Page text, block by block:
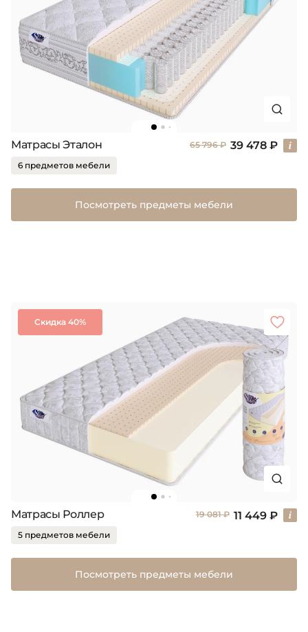
Матрасы Эталон 65 796 ₽ 39 478 ₽
6 предметов мебели
Посмотреть предметы мебели
Скидка 40%
Матрасы Роллер 19 081 ₽ 11 449 ₽
5 предметов мебели
Посмотреть предметы мебели